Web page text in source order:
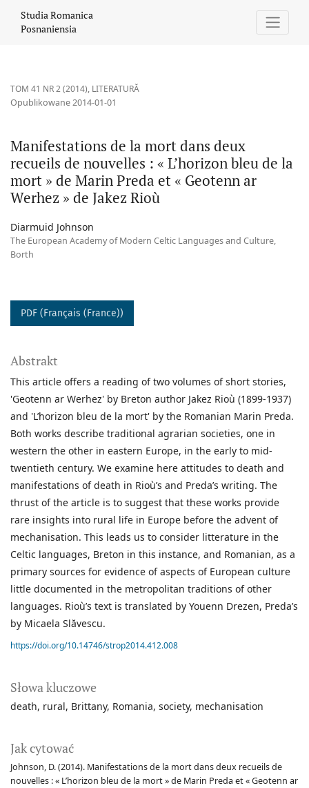
Studia Romanica
Posnaniensia
TOM 41 NR 2 (2014), LITERATURĂ
Manifestations de la mort dans deux
recueils de nouvelles : « L’horizon bleu de la
mort » de Marin Preda et « Geotenn ar
Werhez » de Jakez Rioù
Opublikowane 2014-01-01
Diarmuid Johnson
The European Academy of Modern Celtic Languages and Culture,
Borth
PDF (Français (France))
Słowa kluczowe
death rural Brittany Romania society mechanisation
Jak cytować
Johnson, D. (2014). Manifestations de la mort dans deux recueils de
nouvelles : « L’horizon bleu de la mort » de Marin Preda et « Geotenn ar
Abstrakt
This article offers a reading of two volumes of short stories,
'Geotenn ar Werhez' by Breton author Jakez Rioù (1899-1937)
and 'L’horizon bleu de la mort' by the Romanian Marin Preda.
Both works describe traditional agrarian societies, one in
western the other in eastern Europe, in the early to mid-
twentieth century. We examine here attitudes to death and
manifestations of death in Rioù’s and Preda’s writing. The
thrust of the article is to suggest that these works provide
rare insights into rural life in Europe before the advent of
mechanisation. This leads us to consider litterature in the
Celtic languages, Breton in this instance, and Romanian, as a
primary sources for evidence of aspects of European culture
little documented in the metropolitan traditions of other
languages. Rioù’s text is translated by Youenn Drezen, Preda’s
by Micaela Slăvescu.
https://doi.org/10.14746/strop2014.412.008